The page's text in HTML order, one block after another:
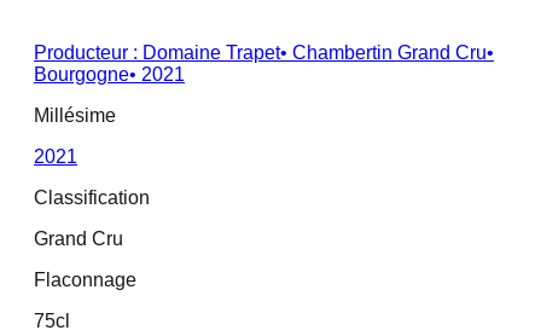
Producteur : Domaine Trapet• Chambertin Grand Cru•
Bourgogne• 2021
Millésime
2021
Classification
Grand Cru
Flaconnage
75cl